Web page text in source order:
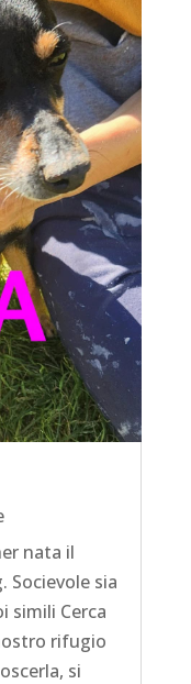
nata il
Socievole sia
simili Cerca
rifugio
si